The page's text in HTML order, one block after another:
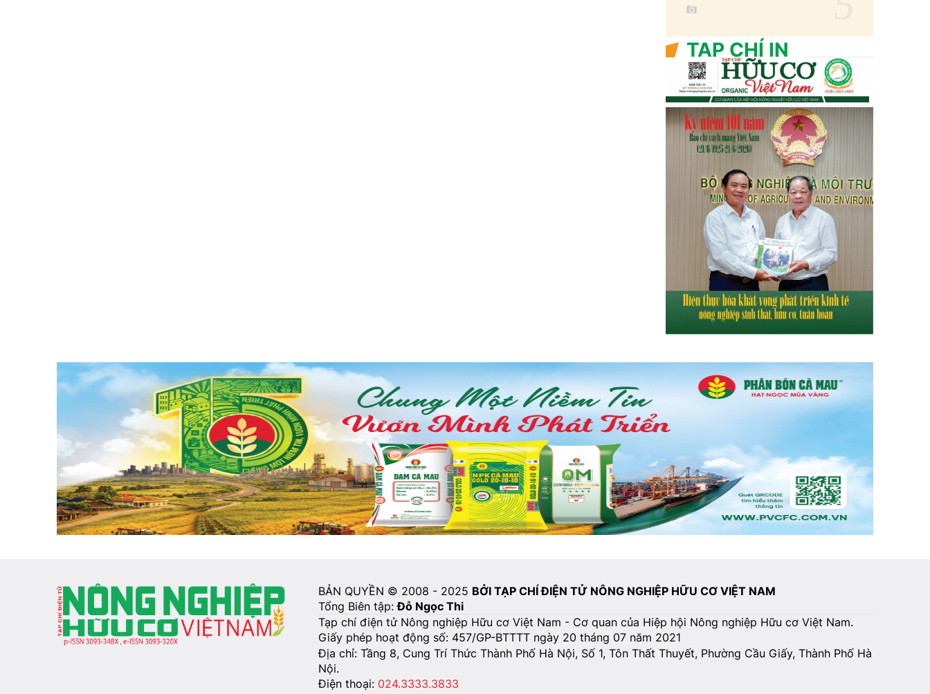
TẠP CHÍ IN
BẢN QUYỀN © 2008 - 2025 BỞI TẠP CHÍ ĐIỆN TỬ NÔNG NGHIỆP HỮU CƠ VIỆT NAM
Tổng Biên tập:Đỗ Ngọc Thi
Tạp chí điện tử Nông nghiệp Hữu cơ Việt Nam - Cơ quan của Hiệp hội Nông nghiệp Hữu cơ Việt Nam.
Giấy phép hoạt động số: 457/GP-BTTTT ngày 20 tháng 07 năm 2021
Địa chỉ: Tầng 8, Cung Trí Thức Thành Phố Hà Nội, Số 1, Tôn Thất Thuyết, Phường Cầu Giấy, Thành Phố Hà
Nội.
Điện thoại: 024.3333.3833